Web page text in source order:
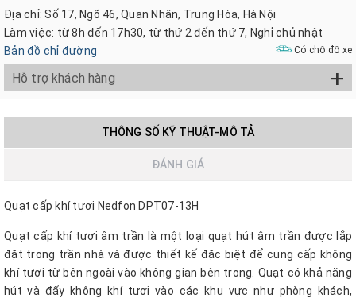
Địa chỉ: Số 17, Ngõ 46, Quan Nhân, Trung Hòa, Hà Nội
Làm việc: từ 8h đến 17h30, từ thứ 2 đến thứ 7, Nghỉ chủ nhật
Bản đồ chỉ đường
Có chỗ đỗ xe
Hỗ trợ khách hàng +
THÔNG SỐ KỸ THUẬT-MÔ TẢ
ĐÁNH GIÁ
Quạt cấp khí tươi Nedfon DPT07-13H
Quạt cấp khí tươi âm trần là một loại quạt hút âm trần được lắp
đặt trong trần nhà và được thiết kế đặc biệt để cung cấp không
khí tươi từ bên ngoài vào không gian bên trong. Quạt có khả năng
hút và đẩy không khí tươi vào các khu vực như phòng khách,